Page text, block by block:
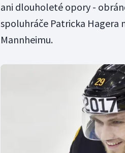
ani dlouholeté opory -
spoluhráče Patricka Hagera
Mannheimu.